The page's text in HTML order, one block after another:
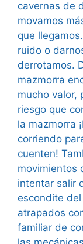
cavernas de
movamos
que
ruido o
derrotamos.
mazmorra
mucho valor,
riesgo que
la mazmorra
corriendo
cuenten!
movimientos
intentar salir
escondite
atrapados
familiar de